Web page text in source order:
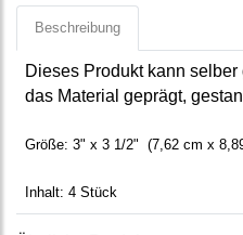
Beschreibung
Dieses Produkt kann
das Material geprägt,
Größe: 3" x 3 1/2" (7,62 cm x
Inhalt: 4 Stück